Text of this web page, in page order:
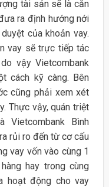
tài sản sẽ là căn
ra định hướng nới
của khoản vay.
vay sẽ trực tiếp tác
vậy Vietcombank
cách kỹ càng. Bên
cũng phải xem xét
Thực vậy, quán triệt
Vietcombank Bình
rủi ro đến từ cơ cấu
vay vốn vào cùng 1
hay trong cùng
hoạt động cho vay